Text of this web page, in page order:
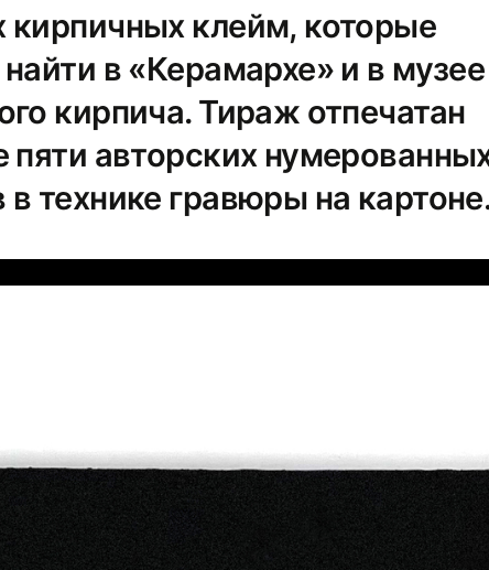
кирпичных клейм, которые
в «Керамархе» и в
кирпича. Тираж отпечатан
пяти авторских
в технике гравюры на